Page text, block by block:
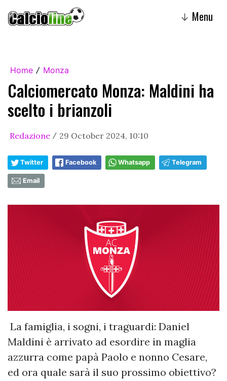
↓ Menu
Home / Monza
Calciomercato Monza: Maldini ha
scelto i brianzoli
Redazione / 29 October 2024, 10:10
Twitter Facebook Whatsapp Telegram
Email
La famiglia, i sogni, i traguardi: Daniel
Maldini è arrivato ad esordire in maglia
azzurra come papà Paolo e nonno Cesare,
ed ora quale sarà il suo prossimo obiettivo?